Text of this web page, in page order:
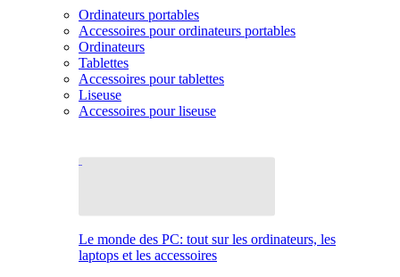
Ordinateurs portables
Accessoires pour ordinateurs portables
Ordinateurs
Tablettes
Accessoires pour tablettes
Liseuse
Accessoires pour liseuse
Le monde des PC: tout sur les ordinateurs, les
laptops et les accessoires